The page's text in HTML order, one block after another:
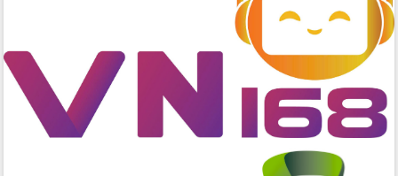
nghệ, hướng tới phát triển thủy sản
bền vững
Tập huấn nâng cao năng lực triển khai
chuyển đổi số cho cán bộ, công chức
cấp xã